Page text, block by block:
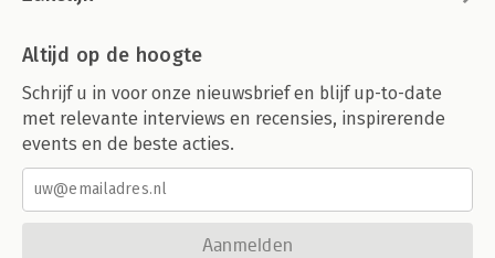
Altijd op de hoogte
Schrijf u in voor onze nieuwsbrief en blijf up-to-date
met relevante interviews en recensies, inspirerende
events en de beste acties.
Aanmelden